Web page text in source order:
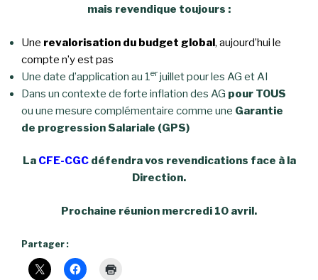
mais revendique toujours :
Une revalorisation du budget global, aujourd’hui le
compte n’y est pas
Une date d’application au 1erjuillet pour les AG et AI
Dans un contexte de forte inflation des AG pour TOUS
ou une mesure complémentaire comme une Garantie
de progression Salariale (GPS)
La CFE-CGCdéfendra vos revendications face à la
Direction.
Prochaine réunion mercredi 10 avril.
Partager :